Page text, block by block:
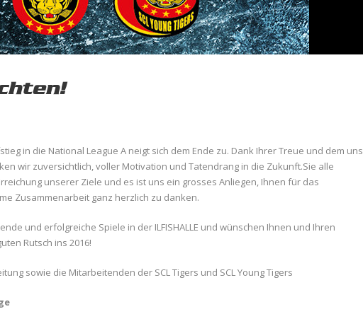
in die National League A neigt sich dem Ende zu. Dank Ihrer Treue und dem uns
wir zuversichtlich, voller Motivation und Tatendrang in die Zukunft.Sie alle
unserer Ziele und es ist uns ein grosses Anliegen, Ihnen für das
Zusammenarbeit ganz herzlich zu danken.
und erfolgreiche Spiele in der ILFISHALLE und wünschen Ihnen und Ihren
Rutsch ins 2016!
sowie die Mitarbeitenden der SCL Tigers und SCL Young Tigers